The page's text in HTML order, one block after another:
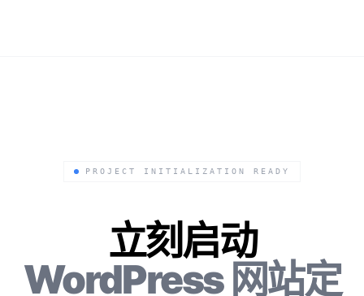
PROJECT INITIALIZATION READY
立刻启动
WordPress 网站定